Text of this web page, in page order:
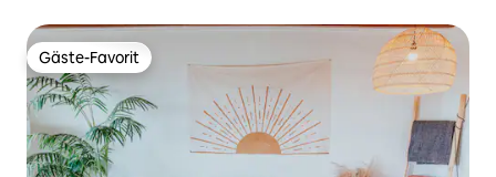
Gäste-Favorit
Gäste-Favorit